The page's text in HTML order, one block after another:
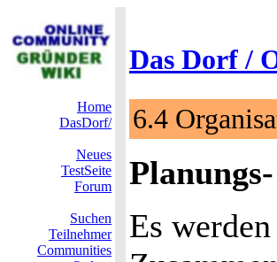
Das Dorf /
Home
DasDorf/
Neues
TestSeite
Forum
Suchen
Teilnehmer
Communities
6.4
Es